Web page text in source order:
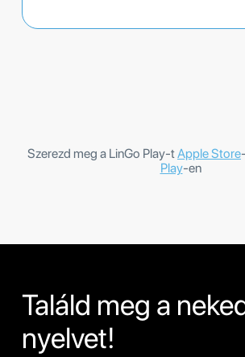
Szerezd meg a LinGo Play-tApple Store
Play-en
Találd meg a
nyelvet!